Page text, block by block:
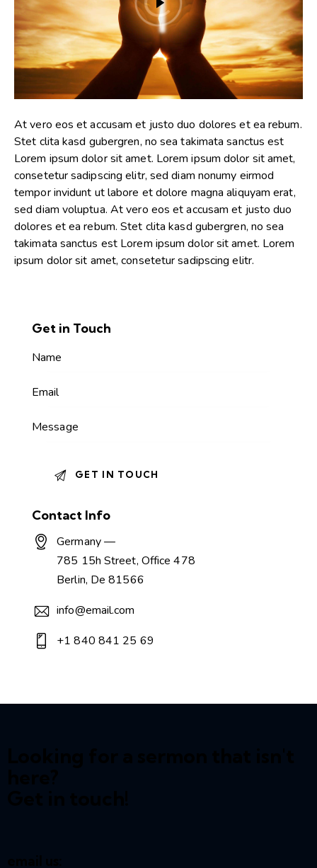
At vero eos et accusam et justo duo dolores et ea rebum.
Stet clita kasd gubergren, no sea takimata sanctus est
Lorem ipsum dolor sit amet. Lorem ipsum dolor sit amet,
consetetur sadipscing elitr, sed diam nonumy eirmod
tempor invidunt ut labore et dolore magna aliquyam erat,
sed diam voluptua. At vero eos et accusam et justo duo
dolores et ea rebum. Stet clita kasd gubergren, no sea
takimata sanctus est Lorem ipsum dolor sit amet. Lorem
ipsum dolor sit amet, consetetur sadipscing elitr.
Get in Touch
Contact Info
Germany —
785 15h Street, Office 478
Berlin, De 81566
info@email.com
+1 840 841 25 69